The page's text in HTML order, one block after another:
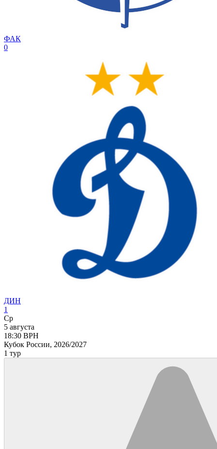
ФАК
0
ДИН
1
Ср
5 августа
18:30 ВРН
Кубок России, 2026/2027
1 тур